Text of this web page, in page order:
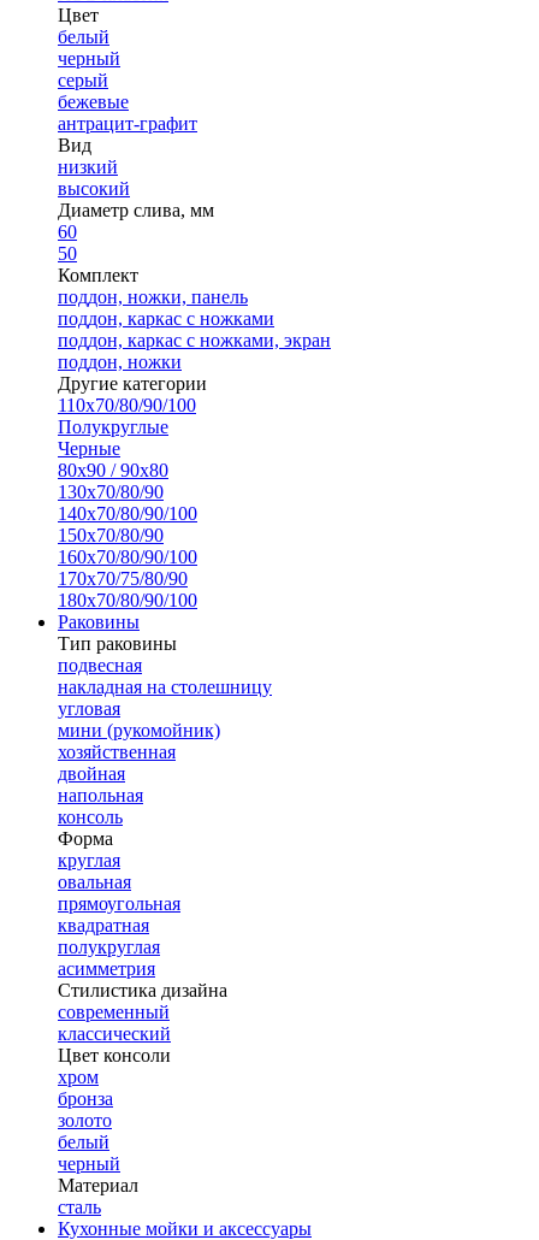
Цвет
белый
черный
серый
бежевые
антрацит-графит
Вид
низкий
высокий
Диаметр слива, мм
60
50
Комплект
поддон, ножки, панель
поддон, каркас с ножками
поддон, каркас с ножками, экран
поддон, ножки
Другие категории
110х70/80/90/100
Полукруглые
Черные
80х90 / 90х80
130х70/80/90
140х70/80/90/100
150х70/80/90
160х70/80/90/100
170х70/75/80/90
180х70/80/90/100
Раковины
Тип раковины
подвесная
накладная на столешницу
угловая
мини (рукомойник)
хозяйственная
двойная
напольная
консоль
Форма
круглая
овальная
прямоугольная
квадратная
полукруглая
асимметрия
Стилистика дизайна
современный
классический
Цвет консоли
хром
бронза
золото
белый
черный
Материал
сталь
Кухонные мойки и аксессуары